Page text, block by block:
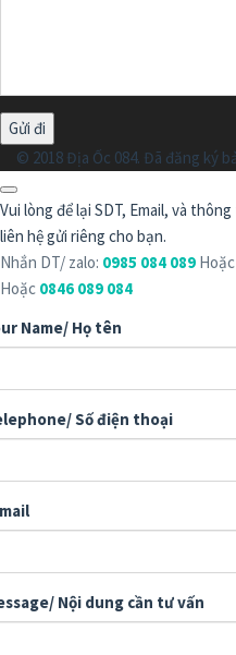
© 2018 Địa Ốc 084. Đã đăng ký
Vui lòng để lại SDT, Email, và
liên hệ gửi riêng cho bạn.
Nhắn DT/ zalo: 0985 084 089 Hoặc
Hoặc 0846 089 084
Name/ Họ tên
Số điện thoại
Nội dung cần tư vấn